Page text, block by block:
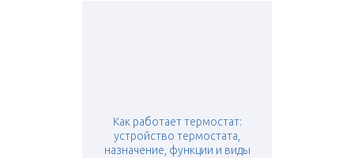
Как работает термостат:
устройство термостата,
назначение, функции и виды